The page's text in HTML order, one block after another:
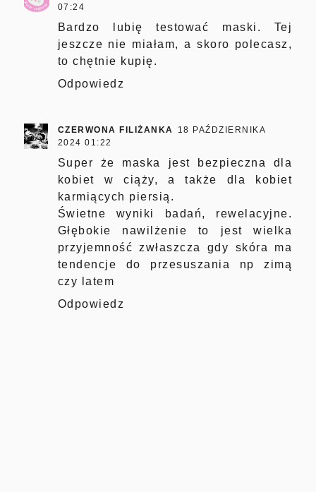
07:24
Bardzo lubię testować maski. Tej
jeszcze nie miałam, a skoro polecasz,
to chętnie kupię.
Odpowiedz
CZERWONA FILIŻANKA
18 PAŹDZIERNIKA
2024 01:22
Super że maska jest bezpieczna dla
kobiet w ciąży, a także dla kobiet
karmiących piersią.
Świetne wyniki badań, rewelacyjne.
Głębokie nawilżenie to jest wielka
przyjemność zwłaszcza gdy skóra ma
tendencje do przesuszania np zimą
czy latem
Odpowiedz